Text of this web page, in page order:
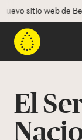
sitio web de
El